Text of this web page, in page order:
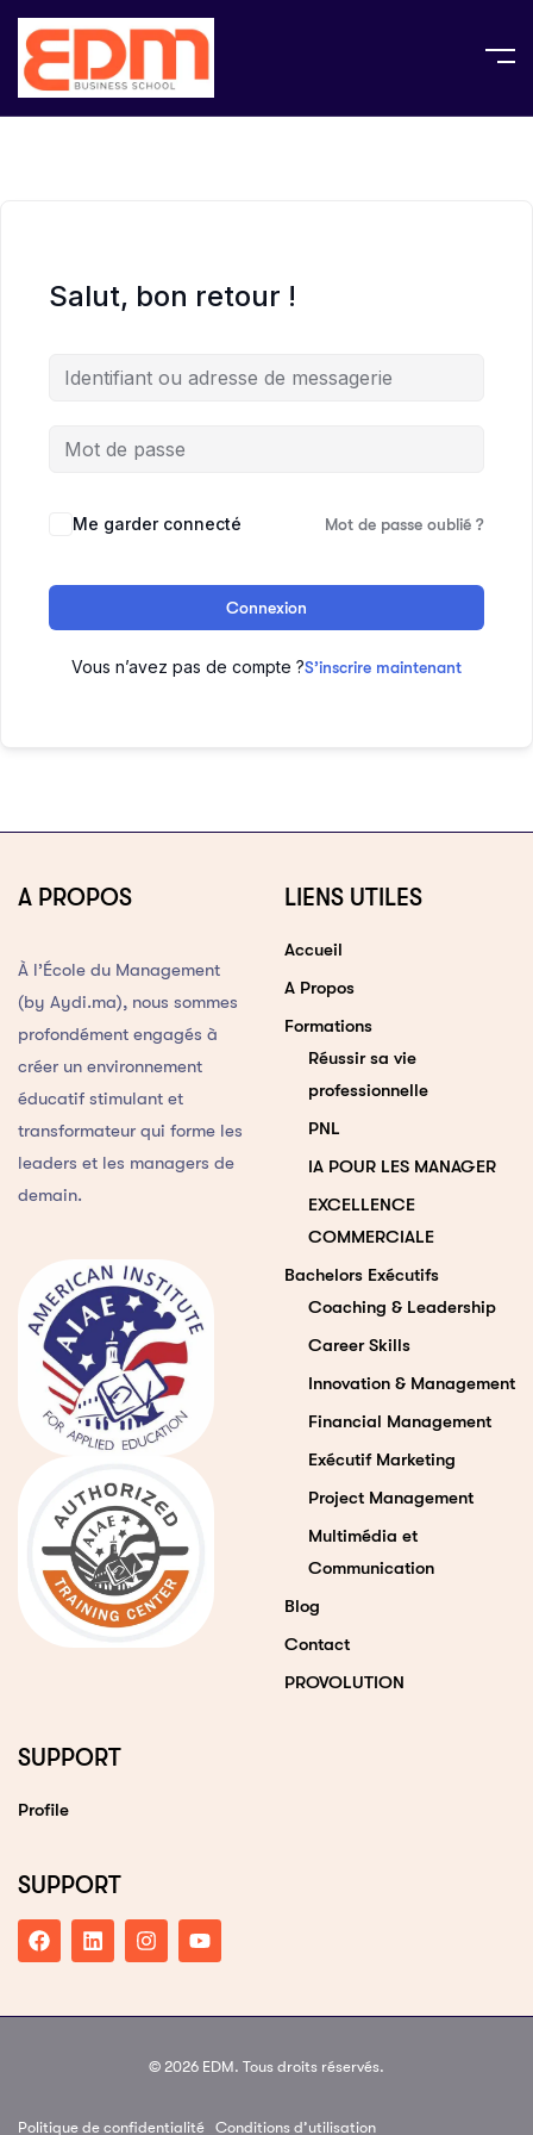
Salut, bon retour !
Me garder connecté Mot de passe oublié ?
Connexion
Vous n’avez pas de compte ?S’inscrire maintenant
A PROPOS
À l’École du Management
(by Aydi.ma), nous sommes
profondément engagés à
créer un environnement
éducatif stimulant et
transformateur qui forme les
leaders et les managers de
demain.
LIENS UTILES
Accueil
A Propos
Formations
Réussir sa vie
professionnelle
PNL
IA POUR LES MANAGER
EXCELLENCE
COMMERCIALE
Bachelors Exécutifs
Coaching & Leadership
Career Skills
Innovation & Management
Financial Management
Exécutif Marketing
Project Management
Multimédia et
Communication
Blog
Contact
PROVOLUTION
SUPPORT
Profile
SUPPORT
© 2026 EDM. Tous droits réservés.
Politique de confidentialité Conditions d’utilisation